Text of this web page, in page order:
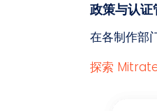
政策与认证
在各制作部
探索